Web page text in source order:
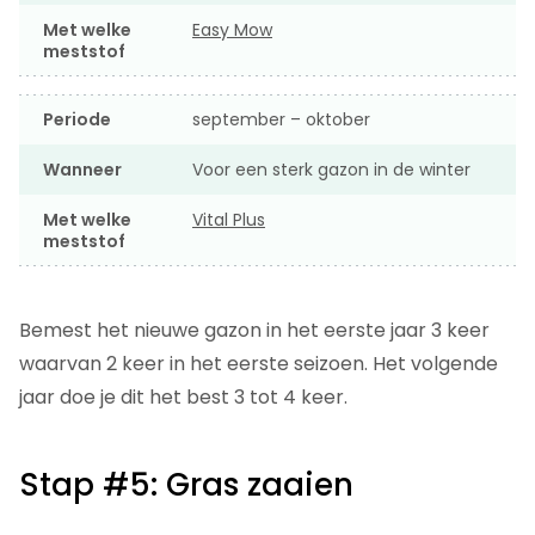
Met welke
meststof
Easy Mow
Periode september – oktober
Wanneer Voor een sterk gazon in de winter
Met welke
meststof
Vital Plus
Bemest het nieuwe gazon in het eerste jaar 3 keer
waarvan 2 keer in het eerste seizoen. Het volgende
jaar doe je dit het best 3 tot 4 keer.
Stap #5: Gras zaaien